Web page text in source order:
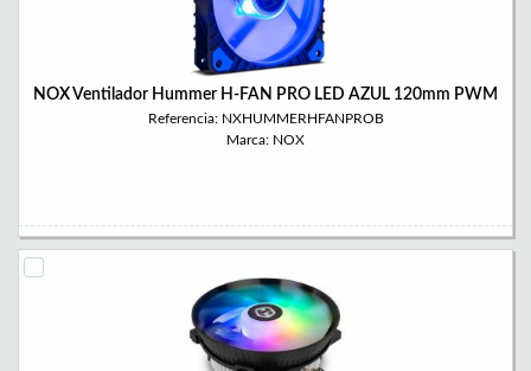
NOX Ventilador Hummer H-FAN PRO LED AZUL 120mm PWM
Referencia: NXHUMMERHFANPROB
Marca: NOX